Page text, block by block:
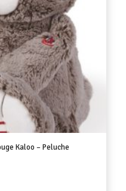
Kaloo – Peluche